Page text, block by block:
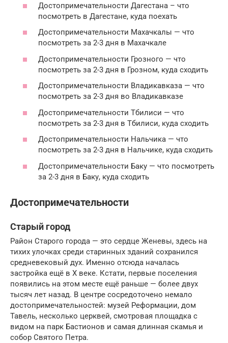
Достопримечательности Дагестана – что
посмотреть в Дагестане, куда поехать
Достопримечательности Махачкалы — что
посмотреть за 2-3 дня в Махачкале
Достопримечательности Грозного — что
посмотреть за 2-3 дня в Грозном, куда сходить
Достопримечательности Владикавказа — что
посмотреть за 2-3 дня во Владикавказе
Достопримечательности Тбилиси — что
посмотреть за 2-3 дня в Тбилиси, куда сходить
Достопримечательности Нальчика — что
посмотреть за 2-3 дня в Нальчике, куда сходить
Достопримечательности Баку — что посмотреть
за 2-3 дня в Баку, куда сходить
Достопримечательности
Старый город
Район Старого города — это сердце Женевы, здесь на
тихих улочках среди старинных зданий сохранился
средневековый дух. Именно отсюда началась
застройка ещё в X веке. Кстати, первые поселения
появились на этом месте ещё раньше — более двух
тысяч лет назад. В центре сосредоточено немало
достопримечательностей: музей Реформации, дом
Тавель, несколько церквей, смотровая площадка с
видом на парк Бастионов и самая длинная скамья и
собор Святого Петра.